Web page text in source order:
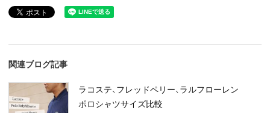
関連ブログ記事
ラコステ、フレッドペリー、ラルフローレン
ポロシャツサイズ比較